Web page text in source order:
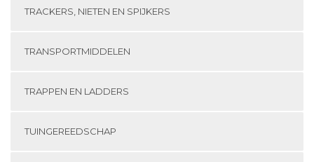
TRACKERS, NIETEN EN SPIJKERS
TRANSPORTMIDDELEN
TRAPPEN EN LADDERS
TUINGEREEDSCHAP